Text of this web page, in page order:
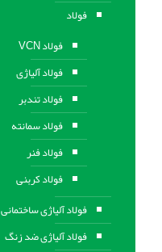
فولاد
فولاد VCN
فولاد آلیاژی
فولاد تندبر
فولاد سمانته
فولاد فنر
فولاد کربنی
فولاد آلیاژی ساختمانی
فولاد آلیاژی ضد زنگ